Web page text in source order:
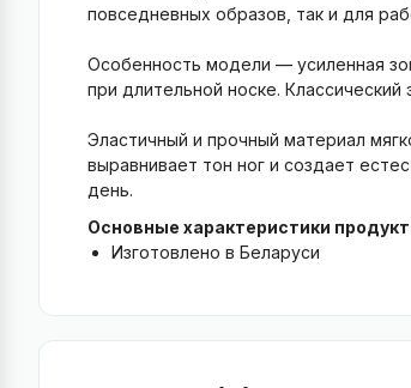
повседневных образов, так и для
Особенность модели — усиленная
при длительной носке.
Эластичный и прочный материал
выравнивает тон ног и создает
день.
Основные характеристики
Изготовлено в Беларуси